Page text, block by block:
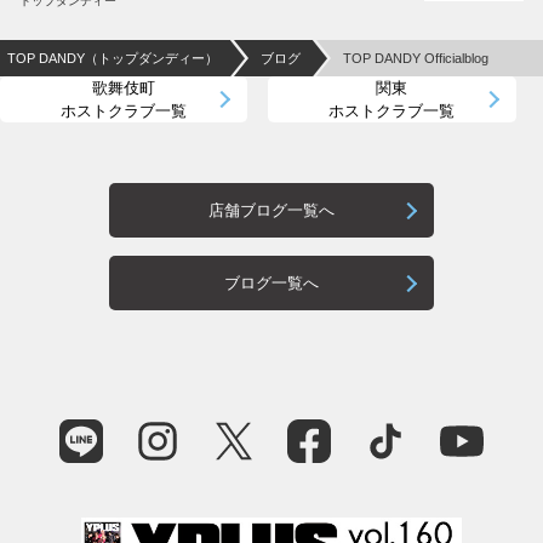
TOP DANDY（トップダンディー） ブログ TOP DANDY Officialblog
歌舞伎町
ホストクラブ一覧
関東
ホストクラブ一覧
店舗ブログ一覧へ
ブログ一覧へ